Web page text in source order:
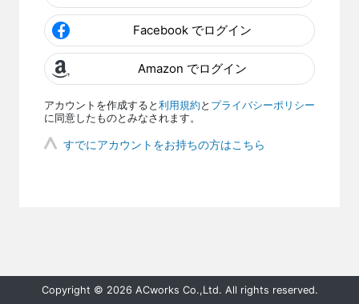
Facebook でログイン
Amazon でログイン
アカウントを作成すると 利用規約 と プライバシーポリシー
に同意したものとみなされます。
すでにアカウントをお持ちの方はこちら
Copyright © 2026 ACworks Co.,Ltd. All rights reserved.